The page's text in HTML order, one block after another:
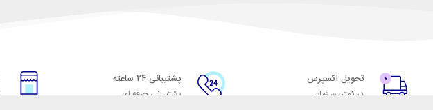
تحویل اکسپرس
در کمترین زمان
پشتیبانی ۲۴ ساعته
پشتیبانی حرفه ای